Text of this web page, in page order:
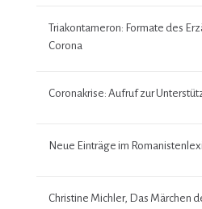
Triakontameron: Formate des
Corona
Coronakrise: Aufruf zur
Neue Einträge im
Christine Michler, Das Märchen